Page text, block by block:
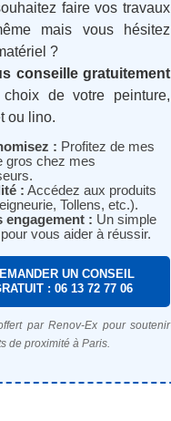
faire vos travaux
mais vous hésitez
?
conseille gratuitement
de votre peinture,
ou lino.
: Profitez de mes
gros chez mes
: Accédez aux produits
Tollens, etc.).
engagement : Un simple
vous aider à réussir.
UN CONSEIL
: 06 13 72 77 06
par Renov-Ex pour soutenir
de proximité à Paris.